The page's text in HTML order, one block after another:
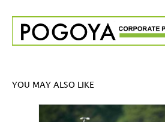
YOU MAY ALSO LIKE